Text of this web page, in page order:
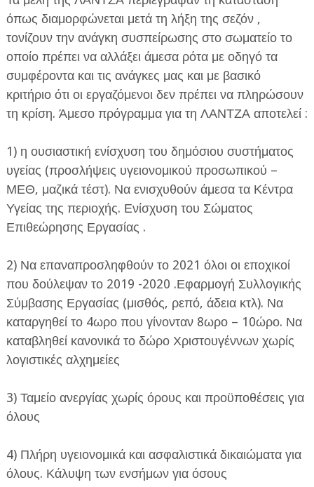
ΕΦΗΜΕΡΙΔΑ Η ΠΑΡΓΑ
ΠΛΗΡΟΦΟΡΙΕΣ
όπως διαμορφώνεται μετά τη λήξη της σεζόν ,
τονίζουν την ανάγκη συσπείρωσης στο σωματείο το
οποίο πρέπει να αλλάξει άμεσα ρότα με οδηγό τα
συμφέροντα και τις ανάγκες μας και με βασικό
κριτήριο ότι οι εργαζόμενοι δεν πρέπει να πληρώσουν
τη κρίση. Άμεσο πρόγραμμα για τη ΛΑΝΤΖΑ αποτελεί :
1) η ουσιαστική ενίσχυση του δημόσιου συστήματος
υγείας (προσλήψεις υγειονομικού προσωπικού –
ΜΕΘ, μαζικά τέστ). Να ενισχυθούν άμεσα τα Κέντρα
Υγείας της περιοχής. Ενίσχυση του Σώματος
Επιθεώρησης Εργασίας .
2) Να επαναπροσληφθούν το 2021 όλοι οι εποχικοί
που δούλεψαν το 2019 -2020 .Εφαρμογή Συλλογικής
Σύμβασης Εργασίας (μισθός, ρεπό, άδεια κτλ). Να
καταργηθεί το 4ωρο που γίνονταν 8ωρο – 10ώρο. Να
καταβληθεί κανονικά το δώρο Χριστουγέννων χωρίς
λογιστικές αλχημείες
3) Ταμείο ανεργίας χωρίς όρους και προϋποθέσεις για
όλους
4) Πλήρη υγειονομικά και ασφαλιστικά δικαιώματα για
όλους. Κάλυψη των ενσήμων για όσους